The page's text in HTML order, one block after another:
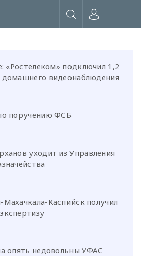
через соц. сети
«Ростелеком» подключил 1,2
видеонаблюдения
поручению ФСБ
уходит из Управления
Каспийск получил
опять недовольны УФАС